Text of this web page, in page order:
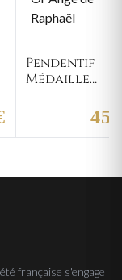
Pendentif
Médaille
45
française s'engage